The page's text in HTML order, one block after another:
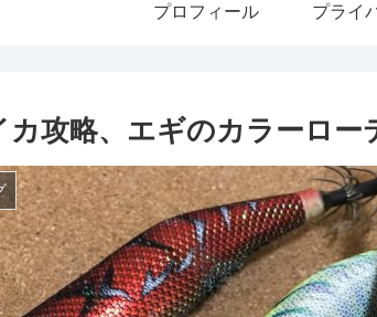
プロフィール プライ
カ攻略、エギのカラーロー